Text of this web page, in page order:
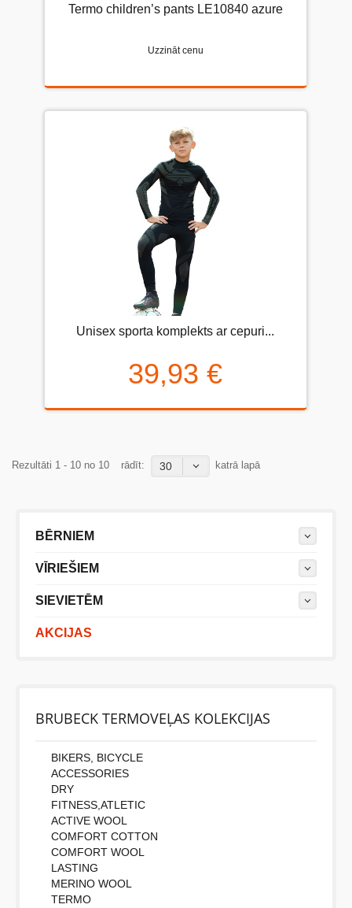
Termo children’s pants LE10840 azure
Uzzināt cenu
Unisex sporta komplekts ar cepuri...
39,93 €
Rezultāti 1 - 10 no 10 rādīt: 30 katrā lapā
BĒRNIEM
VĪRIEŠIEM
SIEVIETĒM
AKCIJAS
BRUBECK TERMOVEĻAS KOLEKCIJAS
BIKERS, BICYCLE
ACCESSORIES
DRY
FITNESS,ATLETIC
ACTIVE WOOL
COMFORT COTTON
COMFORT WOOL
LASTING
MERINO WOOL
TERMO